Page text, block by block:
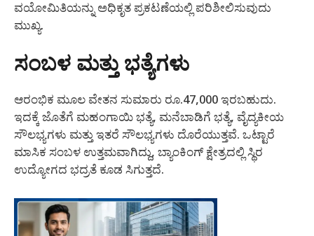
ವಯೋಮಿತಿಯನ್ನು ಅಧಿಕೃತ ಪ್ರಕಟಣೆಯಲ್ಲಿ ಪರಿಶೀಲಿಸುವುದು
ಮುಖ್ಯ.
ಸಂಬಳ ಮತ್ತು ಭತ್ಯೆಗಳು
ಆರಂಭಿಕ ಮೂಲ ವೇತನ ಸುಮಾರು ರೂ.47,000 ಇರಬಹುದು.
ಇದಕ್ಕೆ ಜೊತೆಗೆ ಮಹಂಗಾಯಿ ಭತ್ಯೆ, ಮನೆಬಾಡಿಗೆ ಭತ್ಯೆ, ವೈದ್ಯಕೀಯ
ಸೌಲಭ್ಯಗಳು ಮತ್ತು ಇತರೆ ಸೌಲಭ್ಯಗಳು ದೊರೆಯುತ್ತವೆ. ಒಟ್ಟಾರೆ
ಮಾಸಿಕ ಸಂಬಳ ಉತ್ತಮವಾಗಿದ್ದು, ಬ್ಯಾಂಕಿಂಗ್ ಕ್ಷೇತ್ರದಲ್ಲಿ ಸ್ಥಿರ
ಉದ್ಯೋಗದ ಭದ್ರತೆ ಕೂಡ ಸಿಗುತ್ತದೆ.